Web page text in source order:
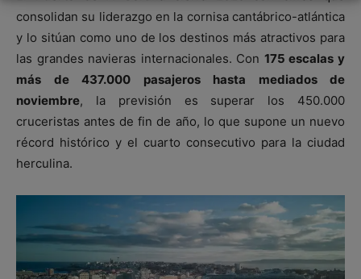
consolidan su liderazgo en la cornisa cantábrico-atlántica
y lo sitúan como uno de los destinos más atractivos para
las grandes navieras internacionales. Con 175 escalas y
más de 437.000 pasajeros hasta mediados de
noviembre, la previsión es superar los 450.000
cruceristas antes de fin de año, lo que supone un nuevo
récord histórico y el cuarto consecutivo para la ciudad
herculina.